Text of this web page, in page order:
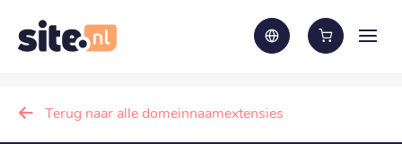
Terug naar alle domeinnaamextensies